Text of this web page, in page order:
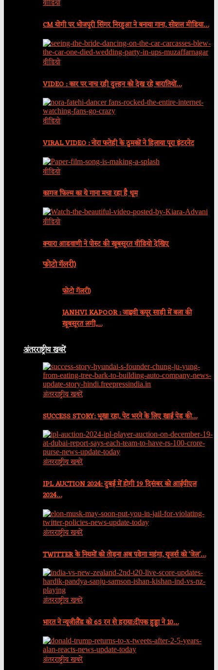
वीडियो
CM योगी पर भोजपुरी सिंगर निरहुआ ने बनाया गाना, सोशल मीडिया…
वीडियो
VIDEO : कार पर नाच रही दुल्हन को देख रहे बारातियों…
वीडियो
VIRAL VIDEO : नोरा फतेही के ठुमकों ने हिलाया पूरा इंटरनेट
वीडियो
कागज फिल्म का ये गाना मचा रहा है धूम
वीडियो
क्यारा आडवाणी ने पोस्ट की खूबसूरत वीडियो देखिए
फोटो गॅलरी)
फोटो गॅलरी)
JANHVI KAPOOR : जाह्नवी कपूर साड़ी में बला की
खूबसूरत लगीं,…
अंतरराष्ट्रीय खबरें
अंतरराष्ट्रीय खबरें
SUCCESS STORY: भूखा रहा, पेट भरने के लिए खाई पेड़ की…
अंतरराष्ट्रीय खबरें
IPL AUCTION 2024: दुबई में होगी 19 दिसंबर को आईपीएल
2024…
अंतरराष्ट्रीय खबरें
TWITTER के नियमों को तोड़ना अब पड़ेगा महंगा, यूजर्स को ‘जेल’…
अंतरराष्ट्रीय खबरें
भारत ने न्यूजीलैंड को 65 रन से हराया:दीपक हुड्डा ने 10…
अंतरराष्ट्रीय खबरें